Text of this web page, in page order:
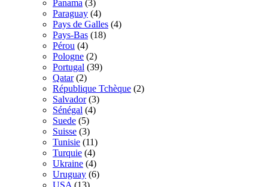
Panama (3)
Paraguay (4)
Pays de Galles (4)
Pays-Bas (18)
Pérou (4)
Pologne (2)
Portugal (39)
Qatar (2)
République Tchèque (2)
Salvador (3)
Sénégal (4)
Suede (5)
Suisse (3)
Tunisie (11)
Turquie (4)
Ukraine (4)
Uruguay (6)